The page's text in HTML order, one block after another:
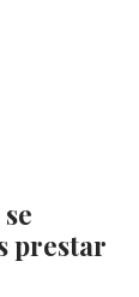
prestar